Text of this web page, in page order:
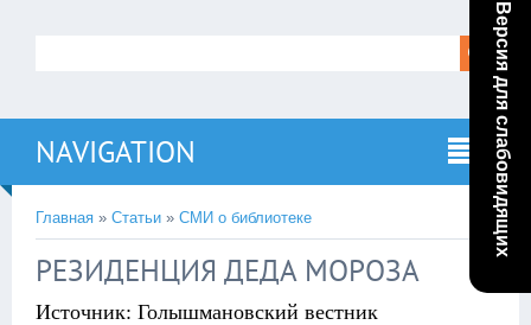
Версия для слабовидящих
NAVIGATION
Главная » Статьи » СМИ о библиотеке
РЕЗИДЕНЦИЯ ДЕДА МОРОЗА
Источник: Голышмановский вестник